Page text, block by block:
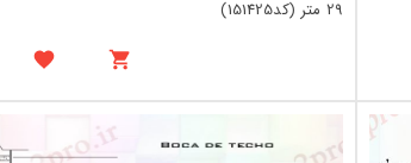
29 متر (کد151425)